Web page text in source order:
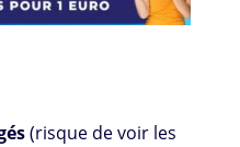
(risque de voir les